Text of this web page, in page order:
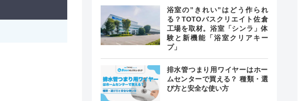
浴室の”きれい”はどう作られ
る？TOTOバスクリエイト佐倉
工場を取材。浴室「シンラ」体
験と新機能「浴室クリアキー
プ」
排水管つまり用ワイヤーはホー
ムセンターで買える？ 種類・選
び方と安全な使い方